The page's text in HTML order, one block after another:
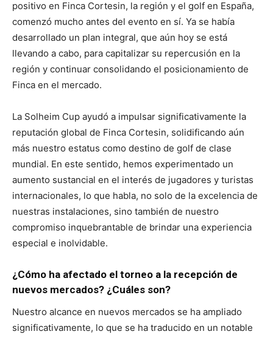
positivo en Finca Cortesin, la región y el golf en España,
comenzó mucho antes del evento en sí. Ya se había
desarrollado un plan integral, que aún hoy se está
llevando a cabo, para capitalizar su repercusión en la
región y continuar consolidando el posicionamiento de
Finca en el mercado.
La Solheim Cup ayudó a impulsar significativamente la
reputación global de Finca Cortesin, solidificando aún
más nuestro estatus como destino de golf de clase
mundial. En este sentido, hemos experimentado un
aumento sustancial en el interés de jugadores y turistas
internacionales, lo que habla, no solo de la excelencia de
nuestras instalaciones, sino también de nuestro
compromiso inquebrantable de brindar una experiencia
especial e inolvidable.
¿Cómo ha afectado el torneo a la recepción de
nuevos mercados? ¿Cuáles son?
Nuestro alcance en nuevos mercados se ha ampliado
significativamente, lo que se ha traducido en un notable